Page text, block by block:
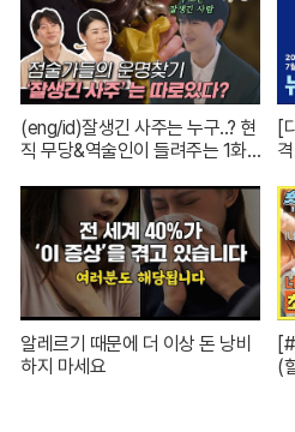
(eng/id)잘생긴 사주는 누구..? 현
직 무당&역술인이 들려주는 1화
01
[
격
알레르기 때문에 더 이상 돈 낭비
하지 마세요
(